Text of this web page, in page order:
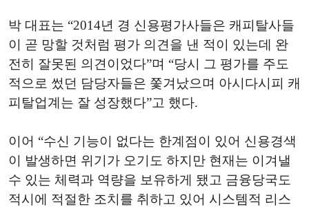
박 대표는 “2014년 경 신용평가사들은 캐피탈사들
이 곧 망할 것처럼 평가 의견을 낸 적이 있는데 완
전히 잘못된 의견이었다”며 “당시 그 평가를 주도
적으로 썼던 담당자들은 쫓겨났으며 아시다시피 캐
피탈업계는 잘 성장했다”고 했다.
이어 “수신 기능이 없다는 한계점이 있어 신용경색
이 발생하면 위기가 오기도 하지만 현재는 이겨낼
수 있는 체력과 역량을 보유하게 됐고 금융당국도
적시에 적절한 조치를 취하고 있어 시스템적 리스